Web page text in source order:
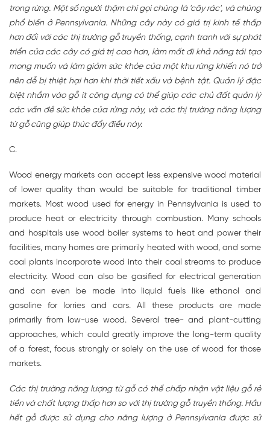
trong rừng. Một số người thậm chí gọi chúng là 'cây rác', và chúng
phổ biến ở Pennsylvania. Những cây này có giá trị kinh tế thấp
hơn đối với các thị trường gỗ truyền thống, cạnh tranh với sự phát
triển của các cây có giá trị cao hơn, làm mất đi khả năng tái tạo
mong muốn và làm giảm sức khỏe của một khu rừng khiến nó trở
nên dễ bị thiệt hại hơn khi thời tiết xấu và bệnh tật. Quản lý đặc
biệt nhắm vào gỗ ít công dụng có thể giúp các chủ đất quản lý
các vấn đề sức khỏe của rừng này, và các thị trường năng lượng
từ gỗ cũng giúp thúc đẩy điều này.
C.
Wood energy markets can accept less expensive wood material
of lower quality than would be suitable for traditional timber
markets. Most wood used for energy in Pennsylvania is used to
produce heat or electricity through combustion. Many schools
and hospitals use wood boiler systems to heat and power their
facilities, many homes are primarily heated with wood, and some
coal plants incorporate wood into their coal streams to produce
electricity. Wood can also be gasified for electrical generation
and can even be made into liquid fuels like ethanol and
gasoline for lorries and cars. All these products are made
primarily from low-use wood. Several tree- and plant-cutting
approaches, which could greatly improve the long-term quality
of a forest, focus strongly or solely on the use of wood for those
markets.
Các thị trường năng lượng từ gỗ có thể chấp nhận vật liệu gỗ rẻ
tiền và chất lượng thấp hơn so với thị trường gỗ truyền thống. Hầu
hết gỗ được sử dụng cho năng lượng ở Pennsylvania được sử